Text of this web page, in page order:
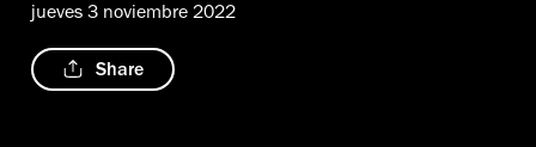
jueves 3 noviembre 2022
Share